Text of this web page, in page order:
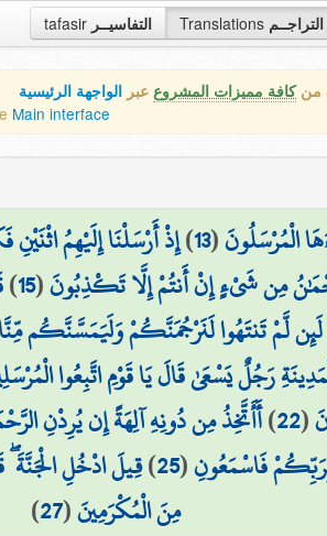
tafasir التفاسيــر Translations التراجــم
منكافة مميزات المشروع عبر الواجهة الرئيسية
Main interface
الْمُرْسَلُونَ(
13
)إِذْ أَرْسَلْنَا إِلَيْهِمُ
مِن شَيْءٍ إِنْ أَنتُمْ إِلَّا تَكْذِبُونَ(
15
)
لَئِن لَّمْ تَنتَهُوا لَنَرْجُمَنَّكُمْ وَلَيَمَسَّنَّكُم
رَجُلٌ يَسْعَىٰ قَالَ يَا قَوْمِ اتَّبِعُوا
(
22
)أَأَتَّخِذُ مِن دُونِهِ آلِهَةً إِن يُرِدْنِ
فَاسْمَعُونِ(
25
)قِيلَ ادْخُلِ الْجَنَّةَ
مِنَ الْمُكْرَمِينَ(
27
)